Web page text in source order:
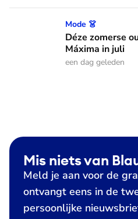
Déze zomerse outfits droeg
Mode 👗
Déze zomerse
Máxima in juli
een dag geleden
Mis niets van
Meld je aan voor de
ontvangt eens in de
persoonlijke